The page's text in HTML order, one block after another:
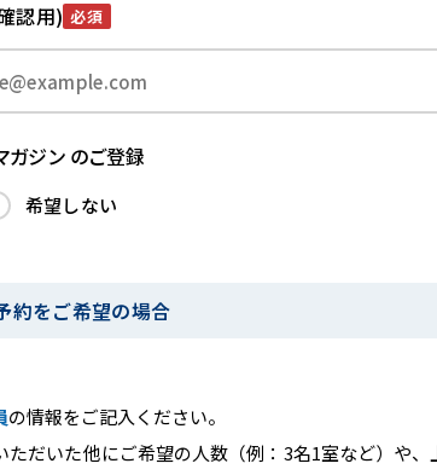
認用) 必須
ガジン のご登録
希望しない
約をご希望の場合
の情報をご記入ください。
ただいた他にご希望の人数（例：3名1室など）や